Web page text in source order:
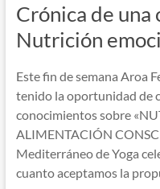
Crónica de una
Nutrición
Este fin de semana Aroa
tenido la oportunidad de
conocimientos sobre
ALIMENTACIÓN
Mediterráneo de Yoga
cuanto aceptamos la